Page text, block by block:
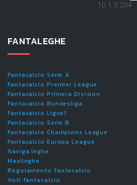
- 10.1.0.204
FANTALEGHE
Fantacalcio Serie A
Fantacalcio Premier League
Fantacalcio Primera Division
Fantacalcio Bundesliga
Fantacalcio Ligue1
Fantacalcio Serie B
Fantacalcio Champions League
Fantacalcio Europa League
Naviga leghe
Maxileghe
Regolamento fantacalcio
Voti fantacalcio